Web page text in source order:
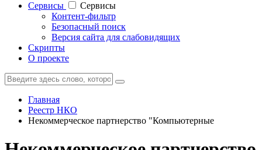
Cервисы
Cервисы
Контент-фильтр
Безопасный поиск
Версия сайта для слабовидящих
Скрипты
О проекте
Главная
Реестр НКО
Некоммерческое партнерство "Компьютерные